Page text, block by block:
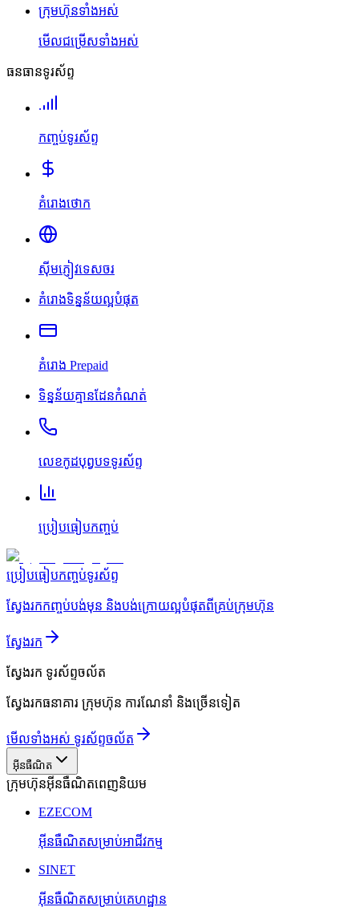
ក្រុមហ៊ុនទាំងអស់
មើលជម្រើសទាំងអស់
ធនធានទូរស័ព្ទ
កញ្ចប់ទូរស័ព្ទ
គំរោងថោក
ស៊ីមភ្ញៀវទេសចរ
គំរោងទិន្នន័យល្អបំផុត
គំរោង Prepaid
ទិន្នន័យគ្មានដែនកំណត់
លេខកូដបុព្វបទទូរស័ព្ទ
ប្រៀបធៀបកញ្ចប់
ប្រៀបធៀបកញ្ចប់ទូរស័ព្ទ
ស្វែងរកកញ្ចប់បង់មុន និងបង់ក្រោយល្អបំផុតពីគ្រប់ក្រុមហ៊ុន
ស្វែងរក
ស្វែងរក ទូរស័ព្ទចល័ត
ស្វែងរកធនាគារ ក្រុមហ៊ុន ការណែនាំ និងច្រើនទៀត
មើលទាំងអស់ ទូរស័ព្ទចល័ត
អ៊ីនធឺណិត
ក្រុមហ៊ុនអ៊ីនធឺណិតពេញនិយម
EZECOM
អ៊ីនធឺណិតសម្រាប់អាជីវកម្ម
SINET
អ៊ីនធឺណិតសម្រាប់គេហដ្ឋាន